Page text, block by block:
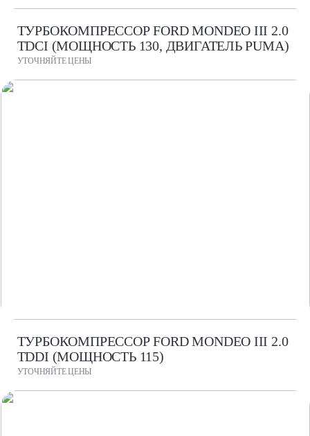
ТУРБОКОМПРЕССОР FORD MONDEO III 2.0
TDCI (МОЩНОСТЬ 130, ДВИГАТЕЛЬ PUMA)
УТОЧНЯЙТЕ ЦЕНЫ
ТУРБОКОМПРЕССОР FORD MONDEO III 2.0
TDDI (МОЩНОСТЬ 115)
УТОЧНЯЙТЕ ЦЕНЫ